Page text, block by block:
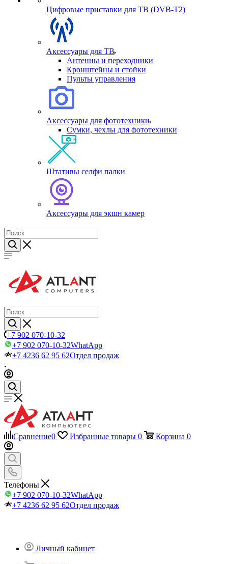
Цифровые приставки для ТВ (DVB-T2)
Аксессуары для ТВ
Антенны и переходники
Кронштейны и стойки
Пульты управления
Аксессуары для фототехники
Сумки, чехлы для фототехники
Штативы селфи палки
Аксессуары для экшн камер
+7 902 070-10-32
+7 902 070-10-32WhatApp
+7 4236 62 95 62Отдел продаж
Сравнение0 Избранные товары 0 Корзина 0
Телефоны
+7 902 070-10-32WhatApp
+7 4236 62 95 62Отдел продаж
Личный кабинет